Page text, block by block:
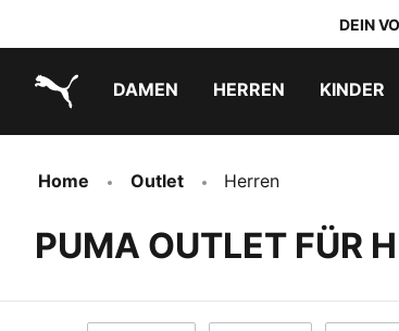
DEIN
DAMEN HERREN KINDER
Home Outlet Herren
PUMA OUTLET FÜR